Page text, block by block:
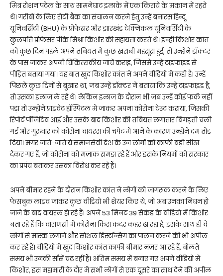
मित्र रोशन पटेल के साथ सामनेघाट इलाके में एक किराये के मकान में रहते
थे। गरीबों के लिए रोटी बैंक का संचालन करने हेतु उन्हें बनारस हिन्दू
यूनिवर्सिटी (BHU) के प्रोफेसर और झारखंड टेक्निकल यूनिवर्सिटी के
कुलपति प्रोफेसर पीके मिश्रा किशोर की सहायता करते थे। इन्ही किशोर कांत
को कुछ दिन पहले अपने तबियत में कुछ खराबी महसूस हुई, तो उन्होंने डॉक्टर
के पास जाकर अपनी चिकित्सकीय जांचें कराइ, जिसमे उन्हें टाइफाइड से
पीड़ित बताया गया। यह बात खुद किशोर कांत ने अपने वीडियो में कही है। उन्हें
पिछले कुछ दिनों से बुखार था, जब उन्हें डॉक्टर ने बताया कि उन्हें टाइफाइड है,
तो उसका इलाज ले रहे थे। लेकिन इलाज के दौरान भी जब उन्हें कोई फर्क नहीं
पड़ा तो उन्होंने प्राइवेट हॉस्पिटल में जाकर अपना कोरोना टेस्ट कराया, जिसकी
रिपोर्ट पॉजिटिव आई और उसके बाद किशोर की तबियत लगातार बिगड़ती चली
गई और गुरुवार को कोरोना वायरस की चपेट में आने के कारण उन्होंने दम तोड़
दिया। मगर जाते-जाते ये समाजसेवी देश के उन लोगों को काफी बड़ी सीख
देकर गए हैं, जो कोरोना को मज़ाक समझ रहे हैं और इसके नियमों को सरकार
का प्रपंच बताकर उसका विरोध कर रहे हैं।
अपने बीमार रहने के दौरान किशोर कांत ने लोगों को जागरूक करने के लिए
फेसबुक लाइव जाकर कुछ वीडियो भी शेयर किए थे, जो अब उनका निधन हो
जाने के बाद वायरल हो रहे हैं। अपने 53 मिनट 39 सेकंड के वीडियो में किशोर
बता रहे हैं कि वाराणसी में कोरोना किस कदर कहर ढा रहा है, इसके साथ ही वे
लोगों से मास्क लगाने और सोशल डिस्टन्सिंग का पालन करने की भी अपील
कर रहे हैं। वीडियो में खुद किशोर कांत काफी बीमार नज़र आ रहे हैं, बोलते
समय भी उनकी साँसें चढ़ रहीं हैं। अंतिम समय में बनाए गए अपने वीडियो में
किशोर, इस महामारी के दौर में सभी लोगों से एक दूसरे का साथ देने की अपील